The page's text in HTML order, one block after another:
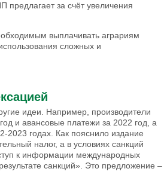
предлагает за счёт увеличения
выплачивать аграриям
сложных и
идеи. Например, производители
и авансовые платежи за 2022 год, а
2023 годах. Как пояснило издание
налог, а в условиях санкций
к информации международных
санкций». Это предложение –